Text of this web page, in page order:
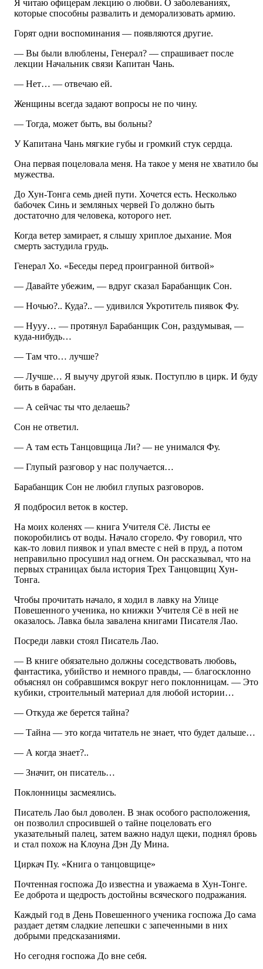
Я читаю офицерам лекцию о любви. О заболеваниях,
которые способны развалить и деморализовать армию.
Горят одни воспоминания — появляются другие.
— Вы были влюблены, Генерал? — спрашивает после
лекции Начальник связи Капитан Чань.
— Нет… — отвечаю ей.
Женщины всегда задают вопросы не по чину.
— Тогда, может быть, вы больны?
У Капитана Чань мягкие губы и громкий стук сердца.
Она первая поцеловала меня. На такое у меня не хватило бы
мужества.
До Хун-Тонга семь дней пути. Хочется есть. Несколько
бабочек Синь и земляных червей Го должно быть
достаточно для человека, которого нет.
Когда ветер замирает, я слышу хриплое дыхание. Моя
смерть застудила грудь.
Генерал Хо. «Беседы перед проигранной битвой»
— Давайте убежим, — вдруг сказал Барабанщик Сон.
— Ночью?.. Куда?.. — удивился Укротитель пиявок Фу.
— Нууу… — протянул Барабанщик Сон, раздумывая, —
куда-нибудь…
— Там что… лучше?
— Лучше… Я выучу другой язык. Поступлю в цирк. И буду
бить в барабан.
— А сейчас ты что делаешь?
Сон не ответил.
— А там есть Танцовщица Ли? — не унимался Фу.
— Глупый разговор у нас получается…
Барабанщик Сон не любил глупых разговоров.
Я подбросил веток в костер.
На моих коленях — книга Учителя Сё. Листы ее
покоробились от воды. Начало сгорело. Фу говорил, что
как-то ловил пиявок и упал вместе с ней в пруд, а потом
неправильно просушил над огнем. Он рассказывал, что на
первых страницах была история Трех Танцовщиц Хун-
Тонга.
Чтобы прочитать начало, я ходил в лавку на Улице
Повешенного ученика, но книжки Учителя Сё в ней не
оказалось. Лавка была завалена книгами Писателя Лао.
Посреди лавки стоял Писатель Лао.
— В книге обязательно должны соседствовать любовь,
фантастика, убийство и немного правды, — благосклонно
объяснял он собравшимся вокруг него поклонницам. — Это
кубики, строительный материал для любой истории…
— Откуда же берется тайна?
— Тайна — это когда читатель не знает, что будет дальше…
— А когда знает?..
— Значит, он писатель…
Поклонницы засмеялись.
Писатель Лао был доволен. В знак особого расположения,
он позволил спросившей о тайне поцеловать его
указательный палец, затем важно надул щеки, поднял бровь
и стал похож на Клоуна Дэн Ду Мина.
Циркач Пу. «Книга о танцовщице»
Почтенная госпожа До известна и уважаема в Хун-Тонге.
Ее доброта и щедрость достойны всяческого подражания.
Каждый год в День Повешенного ученика госпожа До сама
раздает детям сладкие лепешки с запеченными в них
добрыми предсказаниями.
Но сегодня госпожа До вне себя.